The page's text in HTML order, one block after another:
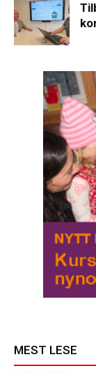
MEST LESE